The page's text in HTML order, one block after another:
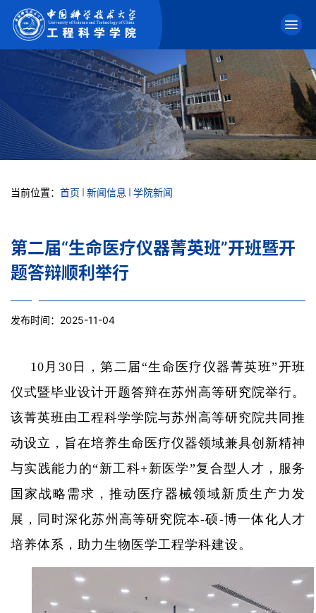
当前位置： 首页 新闻信息 学院新闻
第二届“生命医疗仪器菁英班”开班暨开
题答辩顺利举行
发布时间：2025-11-04
10 月 30 日，第二届“生命医疗仪器菁英班”开班
仪式暨毕业设计开题答辩在苏州高等研究院举行。
该菁英班由工程科学学院与苏州高等研究院共同推
动设立，旨在培养生命医疗仪器领域兼具创新精神
与实践能力的“新工科+新医学”复合型人才，服务
国家战略需求，推动医疗器械领域新质生产力发
展，同时深化苏州高等研究院本-硕-博一体化人才
培养体系，助力生物医学工程学科建设。